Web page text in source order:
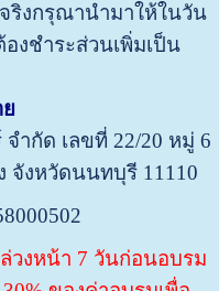
ริงกรุณานำมาให้ในวัน
งชำระส่วนเพิ่มเป็น
จำกัด เลขที่ 22/20 หมู่ 6
จังหวัดนนทบุรี 11110
วงหน้า 7 วันก่อนอบรม